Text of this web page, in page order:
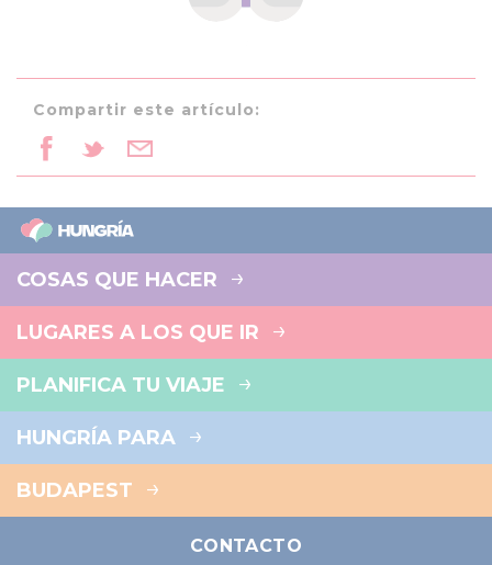
Compartir este artículo:
COSAS QUE HACER
LUGARES A LOS QUE IR
PLANIFICA TU VIAJE
HUNGRÍA PARA
BUDAPEST
CONTACTO